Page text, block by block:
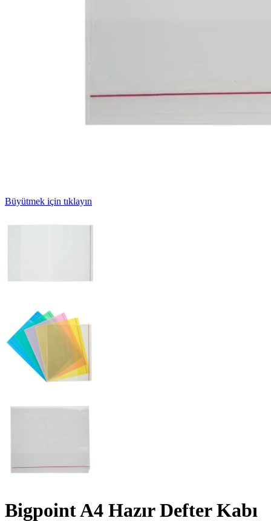
Büyütmek için tıklayın
Bigpoint A4 Hazır Defter Kabı